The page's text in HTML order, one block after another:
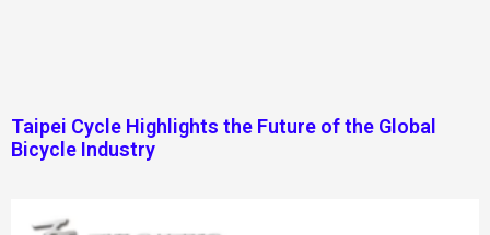
Taipei Cycle Highlights the Future of the Global
Bicycle Industry